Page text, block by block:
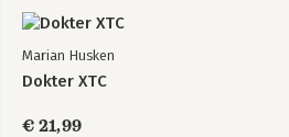
Marian Husken
Dokter XTC
€ 21,99